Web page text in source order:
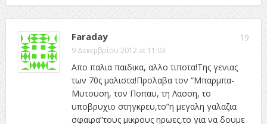
19
Faraday
9 Δεκεμβρίου 2012 at 11:03
Απο παλια παιδικα, αλλο τιποτα!Της γενιας
των 70ς μαλιστα!Προλαβα τον “Μπαρμπα-
Μυτουση, τον Ποπαυ, τη Λασση, το
υποβρυχιο στηγκρευ,το”η μεγαλη γαλαζια
σφαιρα”τους μικρους ηρωες,το για να δουμε